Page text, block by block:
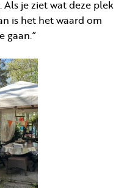
je ziet wat deze plek
is het het waard om
gaan.”